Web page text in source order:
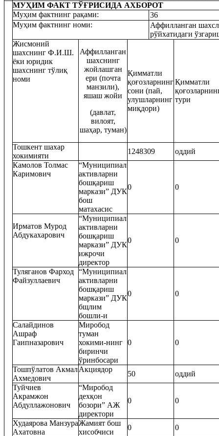
МУҲИМ ФАКТ ТЎҒРИСИДА АХБОРОТ
Муҳим фактнинг рақами:
36
Муҳим фактнинг номи:
Аффилланган
рўйхатидаги
Жисмоний
шахснинг Ф.И.Ш.
ёки юридик
шахснинг тўлиқ
номи
Аффилланган
шахснинг
жойлашган
ери (почта
манзили),
яшаш жойи
(давлат,
вилоят,
шаҳар, туман)
Қимматли
қоғозларнинг
сони (пай,
улушларнинг
миқдори)
Қимматли
тури
Тошкент шахар
хокимияти
1248309
оддий
Камолов Толмас
Каримович
“Муниципиал
активларни
бошқариш
маркази” ДУК
бош
матахасис
0 0
Ирматов Мурод
Абдукахарович
“Муниципиал
активларни
бошқариш
маркази” ДУК
ижрочи
директор
0 0
Туляганов Фарход
Файзуллаевич
“Муниципиал
активларни
бошқариш
маркази” ДУК
бщлим
бошли-и
0 0
Салайдинов
Ашраф
Гаипназарович
Миробод
туман
хокими-нинг
биринчи
ўринбосари
0 0
Тошпўлатов Акмал
Ахмедович
Акциядор
50
оддий
Туйчиев
Акрамжон
Абдуллажонович
“Миробод
дехқон
бозори” АЖ
директори
0 0
Худаярова Манзура
Ахатовна
Жамият бош
хисобчиси
0 0